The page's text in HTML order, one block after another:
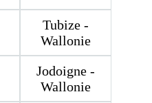
Tubize -
Wallonie
Jodoigne -
Wallonie